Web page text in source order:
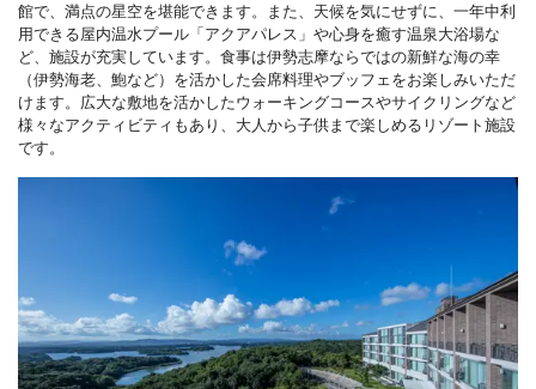
館で、満点の星空を堪能できます。また、天候を気にせずに、一年中利
用できる屋内温水プール「アクアパレス」や心身を癒す温泉大浴場な
ど、施設が充実しています。食事は伊勢志摩ならではの新鮮な海の幸
（伊勢海老、鮑など）を活かした会席料理やブッフェをお楽しみいただ
けます。広大な敷地を活かしたウォーキングコースやサイクリングなど
様々なアクティビティもあり、大人から子供まで楽しめるリゾート施設
です。